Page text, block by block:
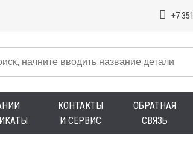
+7 351
КОНТАКТЫ
И СЕРВИС
ОБРАТНАЯ
СВЯЗЬ